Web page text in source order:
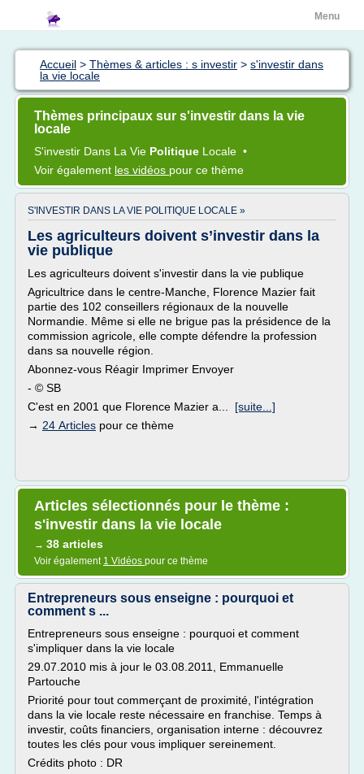
Menu
Accueil > Thèmes & articles : s investir > s'investir dans
la vie locale
Thèmes principaux sur s'investir dans la vie
locale
S'investir Dans La Vie Politique Locale •
Voir également les vidéos pour ce thème
S'INVESTIR DANS LA VIE POLITIQUE LOCALE »
Les agriculteurs doivent s’investir dans la
vie publique
Les agriculteurs doivent s'investir dans la vie publique
Agricultrice dans le centre-Manche, Florence Mazier fait
partie des 102 conseillers régionaux de la nouvelle
Normandie. Même si elle ne brigue pas la présidence de la
commission agricole, elle compte défendre la profession
dans sa nouvelle région.
Abonnez-vous Réagir Imprimer Envoyer
- © SB
C'est en 2001 que Florence Mazier a... [suite...]
→ 24 Articles pour ce thème
Articles sélectionnés pour le thème :
s'investir dans la vie locale
→ 38 articles
Voir également 1 Vidéos pour ce thème
Entrepreneurs sous enseigne : pourquoi et
comment s ...
Entrepreneurs sous enseigne : pourquoi et comment
s'impliquer dans la vie locale
29.07.2010 mis à jour le 03.08.2011, Emmanuelle
Partouche
Priorité pour tout commerçant de proximité, l'intégration
dans la vie locale reste nécessaire en franchise. Temps à
investir, coûts financiers, organisation interne : découvrez
toutes les clés pour vous impliquer sereinement.
Crédits photo : DR